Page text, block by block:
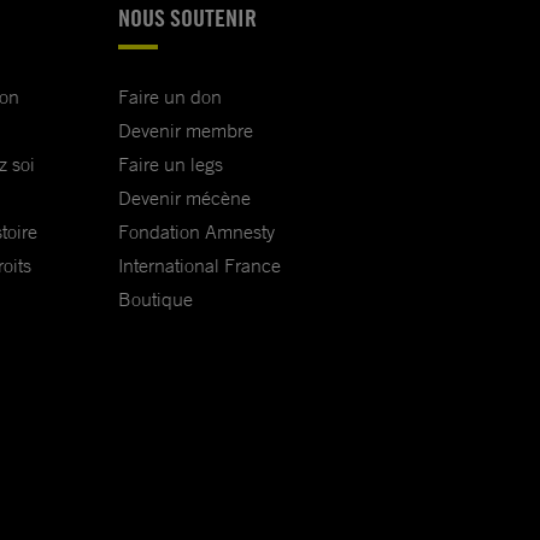
soi
NOUS SOUTENIR
Faire un don
Devenir membre
Faire un legs
Devenir mécène
Fondation Amnesty
International France
Boutique